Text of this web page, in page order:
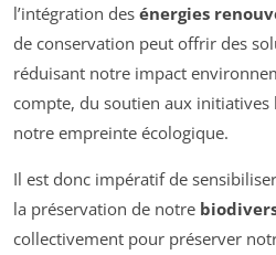
l’intégration des énergies
de conservation peut offrir des
réduisant notre impact
compte, du soutien aux initiatives
notre empreinte écologique.
Il est donc impératif de
la préservation de notre
collectivement pour préserver